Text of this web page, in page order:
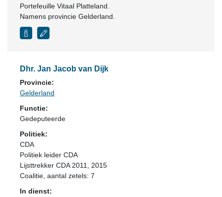
Portefeuille Vitaal Platteland.
Namens provincie Gelderland.
Dhr. Jan Jacob van Dijk
Provincie:
Gelderland
Functie:
Gedeputeerde
Politiek:
CDA
Politiek leider CDA
Lijsttrekker CDA 2011, 2015
Coalitie , aantal zetels: 7
In dienst: